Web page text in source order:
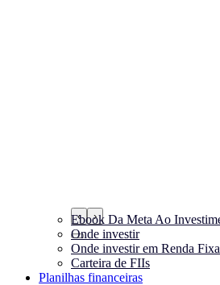
‹ ›
Ebook Da Meta Ao
Onde investir
Onde investir em Renda Fixa
Carteira de FIIs
Planilhas financeiras